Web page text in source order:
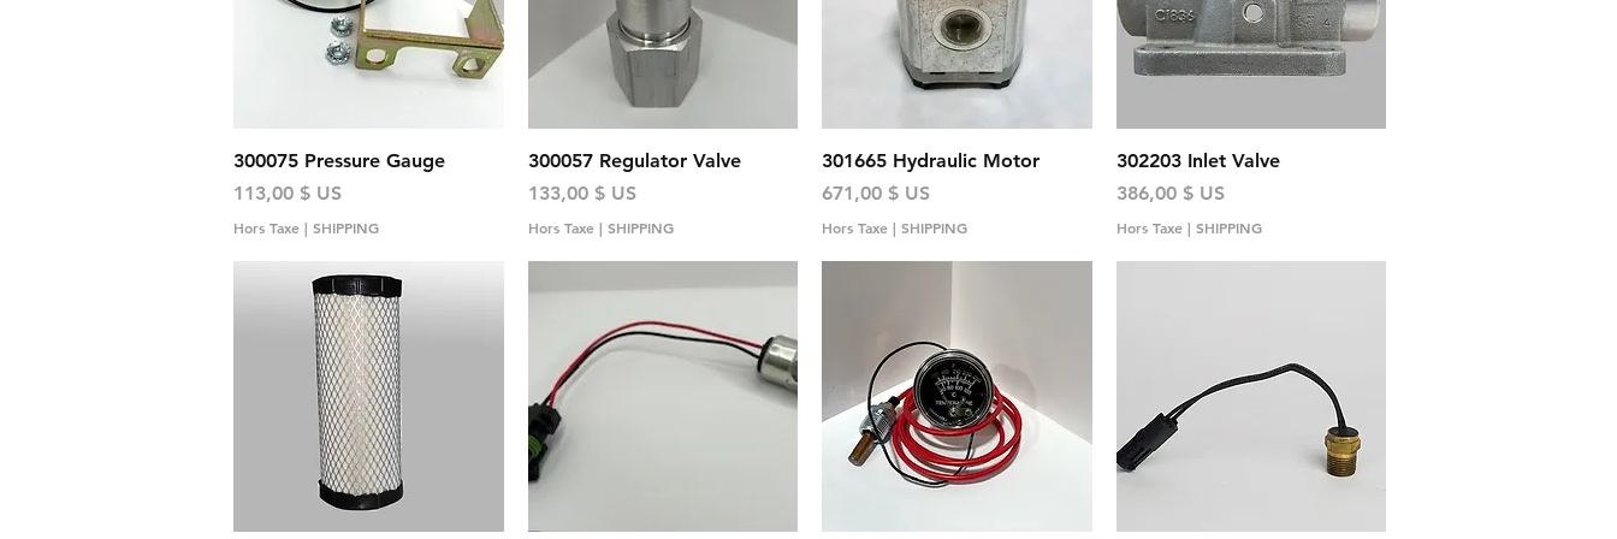
Aperçu rapide
300075 Pressure Gauge
Prix
113,00 $ US
Hors Taxe | SHIPPING
Aperçu rapide
300057 Regulator Valve
Prix
133,00 $ US
Hors Taxe| SHIPPING
Aperçu rapide
301665 Hydraulic Motor
Prix
671,00 $ US
Hors Taxe | SHIPPING
Aperçu rapide
302203 Inlet Valve
Prix
386,00 $ US
Hors Taxe| SHIPPING